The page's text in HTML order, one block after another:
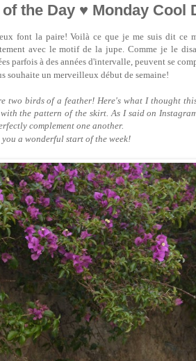
the Day ♥ Monday Cool
font la paire! Voilà ce que je me suis dit ce
avec le motif de la jupe. Comme je le
parfois à des années d'intervalle, peuvent se
souhaite un merveilleux début de semaine!
two birds of a feather! Here's what I thought
the pattern of the skirt. As I said on
complement one another.
you a wonderful start of the week!